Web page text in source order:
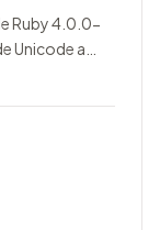
Ruby 4.0.0-
Unicode a